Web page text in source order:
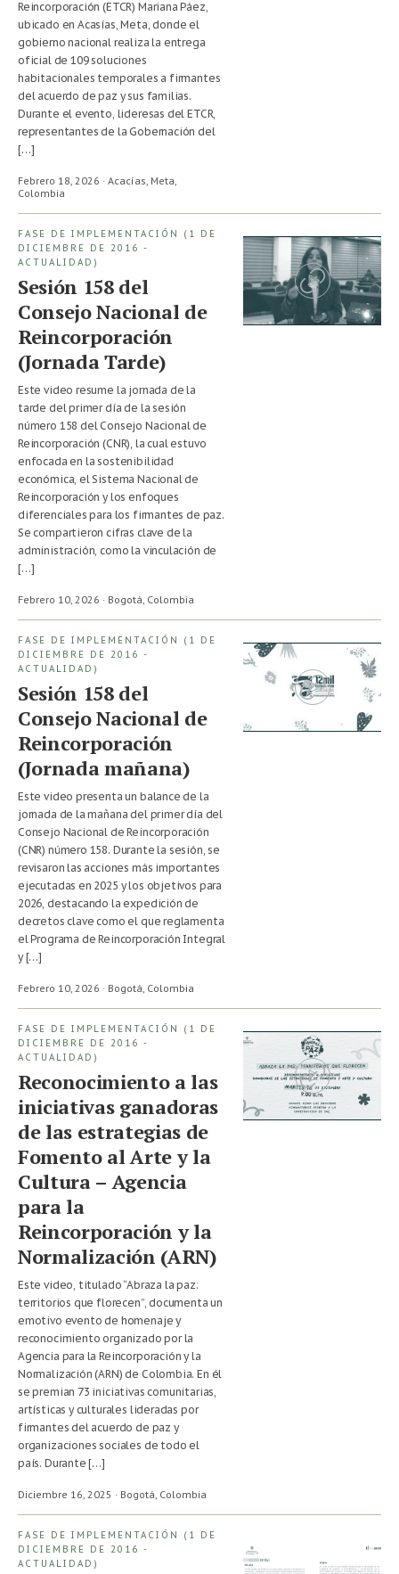
Reincorporación (ETCR) Mariana Páez,
ubicado en Acasías, Meta, donde el
gobierno nacional realiza la entrega
oficial de 109 soluciones
habitacionales temporales a firmantes
del acuerdo de paz y sus familias.
Durante el evento, lideresas del ETCR,
representantes de la Gobernación del
[…]
Febrero 18, 2026 · Acacías, Meta,
Colombia
FASE DE IMPLEMENTACIÓN (1 DE
DICIEMBRE DE 2016 -
ACTUALIDAD)
Sesión 158 del
Consejo Nacional de
Reincorporación
(Jornada Tarde)
Este video resume la jornada de la
tarde del primer día de la sesión
número 158 del Consejo Nacional de
Reincorporación (CNR), la cual estuvo
enfocada en la sostenibilidad
económica, el Sistema Nacional de
Reincorporación y los enfoques
diferenciales para los firmantes de paz.
Se compartieron cifras clave de la
administración, como la vinculación de
[…]
Febrero 10, 2026 · Bogotá, Colombia
FASE DE IMPLEMENTACIÓN (1 DE
DICIEMBRE DE 2016 -
ACTUALIDAD)
Sesión 158 del
Consejo Nacional de
Reincorporación
(Jornada mañana)
Este video presenta un balance de la
jornada de la mañana del primer día del
Consejo Nacional de Reincorporación
(CNR) número 158. Durante la sesión, se
revisaron las acciones más importantes
ejecutadas en 2025 y los objetivos para
2026, destacando la expedición de
decretos clave como el que reglamenta
el Programa de Reincorporación Integral
y […]
Febrero 10, 2026 · Bogotá, Colombia
FASE DE IMPLEMENTACIÓN (1 DE
DICIEMBRE DE 2016 -
ACTUALIDAD)
Reconocimiento a las
iniciativas ganadoras
de las estrategias de
Fomento al Arte y la
Cultura – Agencia
para la
Reincorporación y la
Normalización (ARN)
Este video, titulado “Abraza la paz:
territorios que florecen”, documenta un
emotivo evento de homenaje y
reconocimiento organizado por la
Agencia para la Reincorporación y la
Normalización (ARN) de Colombia. En él
se premian 73 iniciativas comunitarias,
artísticas y culturales lideradas por
firmantes del acuerdo de paz y
organizaciones sociales de todo el
país. Durante […]
Diciembre 16, 2025 · Bogotá, Colombia
FASE DE IMPLEMENTACIÓN (1 DE
DICIEMBRE DE 2016 -
ACTUALIDAD)